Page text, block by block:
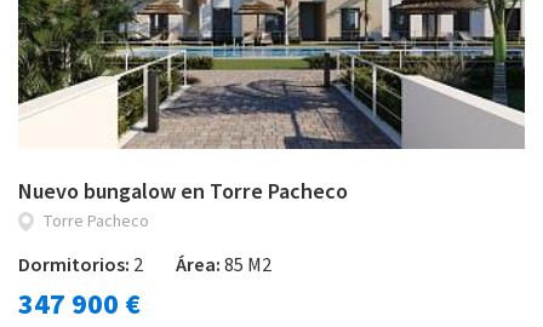
Nuevo bungalow en Torre Pacheco
Torre Pacheco
Dormitorios: 2 Área:85 M2
347 900 €